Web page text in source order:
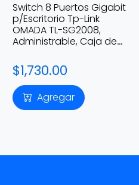
Switch 8 Puertos Gigabit
p/Escritorio Tp-Link
OMADA TL-SG2008,
Administrable, Caja de
$1,730.00
Agregar